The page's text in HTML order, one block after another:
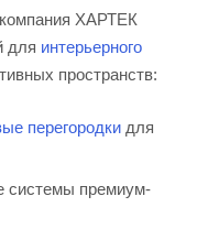
ХАРТЕК
для интерьерного
пространств:
перегородки для
системы премиум-